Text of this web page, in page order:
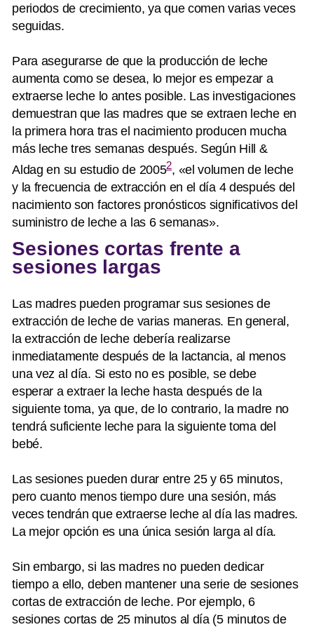
periodos de crecimiento, ya que comen varias veces
seguidas.
Para asegurarse de que la producción de leche
aumenta como se desea, lo mejor es empezar a
extraerse leche lo antes posible. Las investigaciones
demuestran que las madres que se extraen leche en
la primera hora tras el nacimiento producen mucha
más leche tres semanas después. Según Hill &
Aldag en su estudio de 20052, «el volumen de leche
y la frecuencia de extracción en el día 4 después del
nacimiento son factores pronósticos significativos del
suministro de leche a las 6 semanas».
Sesiones cortas frente a
sesiones largas
Las madres pueden programar sus sesiones de
extracción de leche de varias maneras. En general,
la extracción de leche debería realizarse
inmediatamente después de la lactancia, al menos
una vez al día. Si esto no es posible, se debe
esperar a extraer la leche hasta después de la
siguiente toma, ya que, de lo contrario, la madre no
tendrá suficiente leche para la siguiente toma del
bebé.
Las sesiones pueden durar entre 25 y 65 minutos,
pero cuanto menos tiempo dure una sesión, más
veces tendrán que extraerse leche al día las madres.
La mejor opción es una única sesión larga al día.
Sin embargo, si las madres no pueden dedicar
tiempo a ello, deben mantener una serie de sesiones
cortas de extracción de leche. Por ejemplo, 6
sesiones cortas de 25 minutos al día (5 minutos de